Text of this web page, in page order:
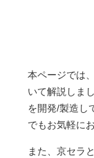
本ページでは
いて解説しまし
を開発/製造し
でもお気軽に
また、京セラ